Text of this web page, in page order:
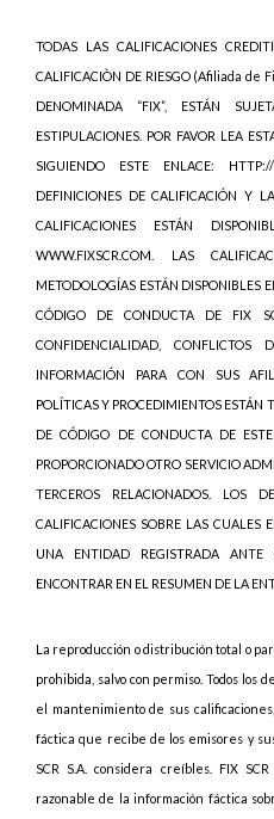
TODAS LAS CALIFICACIONES
CALIFICACIÒN DE RIESGO (Afiliada de
DENOMINADA “FIX”, ESTÁN
ESTIPULACIONES. POR FAVOR LEA
SIGUIENDO ESTE ENLACE:
DEFINICIONES DE CALIFICACIÓN Y
CALIFICACIONES ESTÁN
WWW.FIXSCR.COM. LAS
METODOLOGÍAS ESTÁN DISPONIBLES
CÓDIGO DE CONDUCTA DE FIX
CONFIDENCIALIDAD,
INFORMACIÓN PARA CON SUS
POLÍTICAS Y PROCEDIMIENTOS ESTÁN
DE CÓDIGO DE CONDUCTA DE
PROPORCIONADO OTRO SERVICIO
TERCEROS RELACIONADOS. LOS
CALIFICACIONES SOBRE LAS CUALES
UNA ENTIDAD REGISTRADA
ENCONTRAR EN EL RESUMEN DE LA
La reproducción o distribución total o
prohibida, salvo con permiso. Todos los
el mantenimiento de sus
fáctica que recibe de los emisores y
SCR S.A. considera creíbles. FIX
razonable de la información fáctica